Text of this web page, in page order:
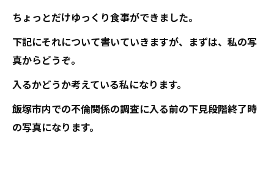
ちょっとだけゆっくり食事ができました。
下記にそれについて書いていきますが、まずは、私の写
真からどうぞ。
入るかどうか考えている私になります。
飯塚市内での不倫関係の調査に入る前の下見段階終了時
の写真になります。